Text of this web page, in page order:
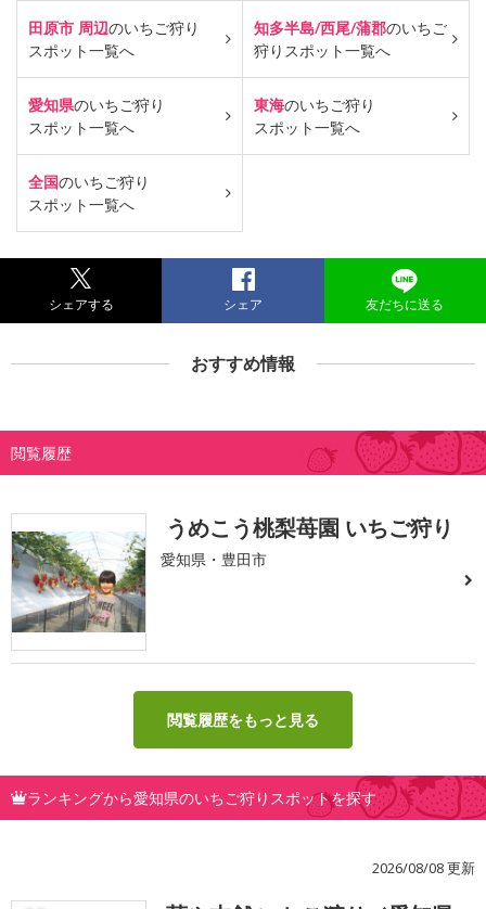
田原市 周辺のいちご狩り
スポット一覧へ
知多半島/西尾/蒲郡のいちご
狩り スポット一覧へ
愛知県のいちご狩り
スポット一覧へ
東海のいちご狩り
スポット一覧へ
全国のいちご狩り
スポット一覧へ
シェアする シェア 友だちに送る
おすすめ情報
閲覧履歴
うめこう桃梨苺園 いちご狩り
愛知県・豊田市
閲覧履歴をもっと見る
ランキングから愛知県のいちご狩りスポットを探す
2026/08/08 更新